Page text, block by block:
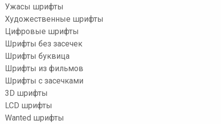
Ужасы шрифты
Художественные шрифты
Цифровые шрифты
Шрифты без засечек
Шрифты буквица
Шрифты из фильмов
Шрифты с засечками
3D шрифты
LCD шрифты
Wanted шрифты